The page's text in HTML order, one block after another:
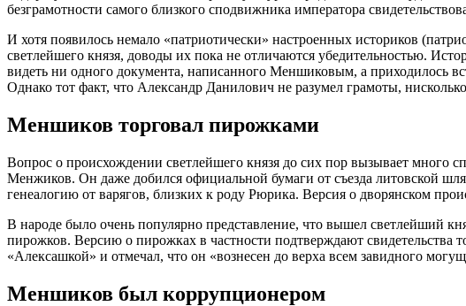
безграмотности самого близкого сподвижника императора
И хотя появилось немало «патриотически» настроенных историков
светлейшего князя, доводы их пока не отличаются убедительностью.
видеть ни одного документа, написанного Меншиковым, а приходилось
Однако тот факт, что Александр Данилович не разумел грамоты,
Меншиков торговал пирожками
Вопрос о происхождении светлейшего князя до сих пор вызывает много
Менжиков. Он даже добился официальной бумаги от съезда литовской
генеалогию от варягов, близких к роду Рюрика. Версия о дворянском
В народе было очень популярно представление, что вышел светлейший
пирожков. Версию о пирожках в частности подтверждают свидетельства
«Алексашкой» и отмечал, что он «вознесен до верха всем завидного
Меншиков был коррупционером